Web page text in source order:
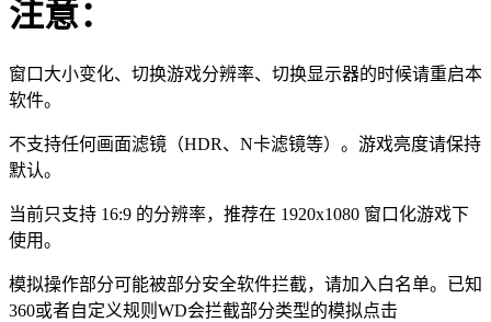
注意：
窗口大小变化、切换游戏分辨率、切换显示器的时候请重启本
软件。
不支持任何画面滤镜（HDR、N卡滤镜等）。游戏亮度请保持
默认。
当前只支持 16:9 的分辨率，推荐在 1920x1080 窗口化游戏下
使用。
模拟操作部分可能被部分安全软件拦截，请加入白名单。已知
360或者自定义规则WD会拦截部分类型的模拟点击